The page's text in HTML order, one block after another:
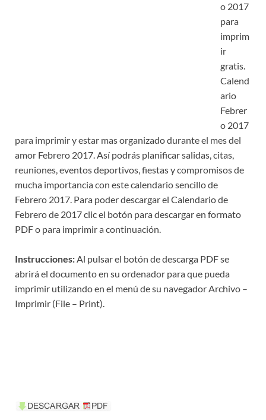
o 2017
para
imprim
ir
gratis.
Calend
ario
Febrer
o 2017
para imprimir y estar mas organizado durante el mes del
amor Febrero 2017. Así podrás planificar salidas, citas,
reuniones, eventos deportivos, fiestas y compromisos de
mucha importancia con este calendario sencillo de
Febrero 2017. Para poder descargar el Calendario de
Febrero de 2017 clic el botón para descargar en formato
PDF o para imprimir a continuación.
Instrucciones:Al pulsar el botón de descarga PDF se
abrirá el documento en su ordenador para que pueda
imprimir utilizando en el menú de su navegador Archivo –
Imprimir (File – Print).